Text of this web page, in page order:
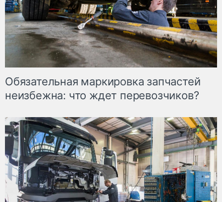
Обязательная маркировка запчастей
неизбежна: что ждет перевозчиков?